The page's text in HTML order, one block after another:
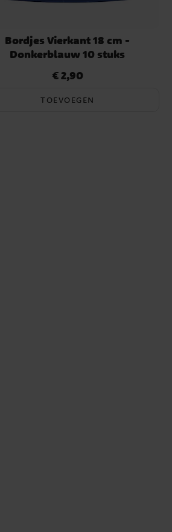
Bordjes Vierkant 18 cm -
Donkerblauw 10 stuks
Prijs :€ 2,90
€ 2,90
TOEVOEGEN